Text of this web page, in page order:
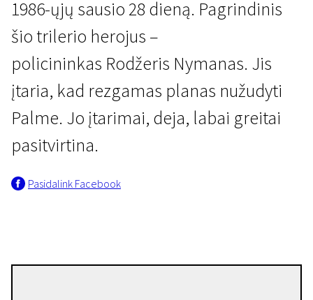
Specialioji programa „Nusikaltimas ir bausmė“
1986-ųjų sausio 28 dieną. Pagrindinis
šio trilerio herojus –
policininkas Rodžeris Nymanas. Jis
įtaria, kad rezgamas planas nužudyti
Palme. Jo įtarimai, deja, labai greitai
pasitvirtina.
Pasidalink Facebook